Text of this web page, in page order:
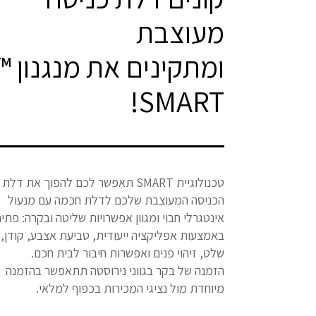
מעוצבת
ומתקינים את מנגנון
SMART!
טכנולוגיית SMART תאפשר לכם להפוך את דלת
הכניסה המעוצבת שלכם לדלת חכמה עם מנעול
אינטגרלי חבוי ומגוון אפשרויות שליטה ובקרה:
באמצעות אפליקציה ייעודית, טביעת אצבע, קודן,
שלט, זיהוי פנים ואפשרות חיבור לבית חכם.
הזמנה של בקר בגווני נירוסטה תתאפשר בהזמנה
מיוחדת מול נציגי המכירות בכפוף למלאי.